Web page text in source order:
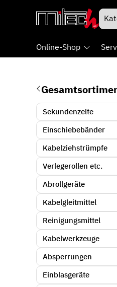
Online-Shop
Sekundenzelte
Einschiebebänder
Kabelziehstrümpfe
Verlegerollen etc.
Abrollgeräte
Kabelgleitmittel
Reinigungsmittel
Kabelwerkzeuge
Absperrungen
Einblasgeräte